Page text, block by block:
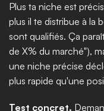
Plus ta niche est
plus il te distribue à la
sont qualifiés. Ça
de X% du marché"),
une niche précise
plus rapide qu'une
Test concret.